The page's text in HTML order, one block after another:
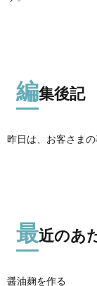
編集後記
昨日は、お客さま
最近のあ
醤油麹を作る